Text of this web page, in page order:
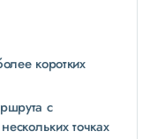
коротких
с
точках